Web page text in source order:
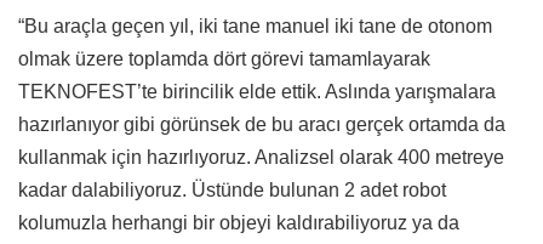
“Bu araçla geçen yıl, iki tane manuel iki tane de otonom
olmak üzere toplamda dört görevi tamamlayarak
TEKNOFEST’te birincilik elde ettik. Aslında yarışmalara
hazırlanıyor gibi görünsek de bu aracı gerçek ortamda da
kullanmak için hazırlıyoruz. Analizsel olarak 400 metreye
kadar dalabiliyoruz. Üstünde bulunan 2 adet robot
kolumuzla herhangi bir objeyi kaldırabiliyoruz ya da